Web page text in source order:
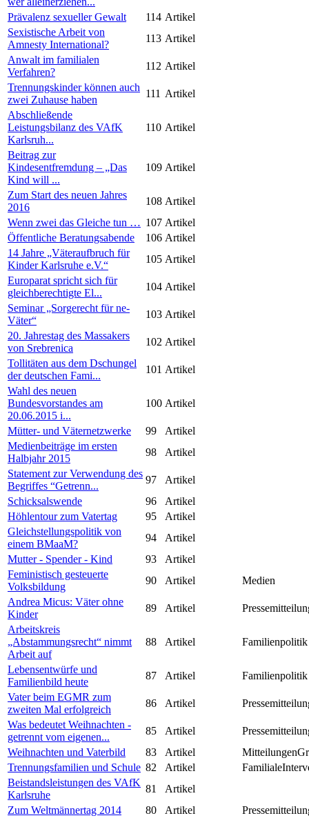
Prävalenz sexueller Gewalt
114 Artikel
Sexistische Arbeit von
Amnesty International?
113 Artikel
Anwalt im familialen
Verfahren?
112 Artikel
Trennungskinder können auch
zwei Zuhause haben
111 Artikel
Abschließende
Leistungsbilanz des VAfK
Karlsruh...
110 Artikel
Beitrag zur
Kindesentfremdung – „Das
Kind will ...
109 Artikel
Zum Start des neuen Jahres
2016
108 Artikel
Wenn zwei das Gleiche tun … 107 Artikel
Öffentliche Beratungsabende
106 Artikel
14 Jahre „Väteraufbruch für
Kinder Karlsruhe e.V.“
105 Artikel
Europarat spricht sich für
gleichberechtigte El...
104 Artikel
Seminar „Sorgerecht für ne-
Väter“
103 Artikel
20. Jahrestag des Massakers
von Srebrenica
102 Artikel
Tollitäten aus dem Dschungel
der deutschen Fami...
101 Artikel
Wahl des neuen
Bundesvorstandes am
20.06.2015 i...
100 Artikel
Mütter- und Väternetzwerke 99
Artikel
Medienbeiträge im ersten
Halbjahr 2015
98
Artikel
Statement zur Verwendung des
Begriffes “Getrenn...
97
Artikel
Schicksalswende
96
Artikel
Höhlentour zum Vatertag
95
Artikel
Gleichstellungspolitik von
einem BMaaM?
94
Artikel
Mutter - Spender - Kind
93
Artikel
Feministisch gesteuerte
Volksbildung
90 Artikel
Medien
Andrea Micus: Väter ohne
Kinder
89 Artikel
Arbeitskreis
„Abstammungsrecht“ nimmt
Arbeit auf
88 Artikel Familienpolitik
Lebensentwürfe und
Familienbild heute
87 Artikel
Familienpolitik
Vater beim EGMR zum
zweiten Mal erfolgreich
86 Artikel
Was bedeutet Weihnachten -
getrennt vom eigenen...
85 Artikel
Weihnachten und Vaterbild
83 Artikel
Trennungsfamilien und Schule 82 Artikel
Beistandsleistungen des VAfK
Karlsruhe
81
Artikel
Zum Weltmännertag 2014
80 Artikel